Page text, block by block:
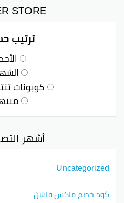
STORE
ترتيب
كوبونات
أشهر
Uncategorized
كود خصم ماكس فاشن